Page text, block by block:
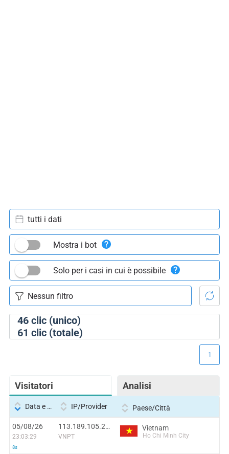
46clic (unico)
61 clic (totale)
tutti i dati
Mostra i bot
Solo per i casi in cui è possibile
Visitatori Analisi
1
Data e ora IP/Provider Paese/Città
05/08/26
23:03:29
8s
113.189.105.27:39450
VNPT
Vietnam
Ho Chi Minh City